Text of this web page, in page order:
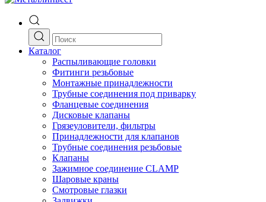
Каталог
Распыливающие головки
Фитинги резьбовые
Монтажные принадлежности
Трубные соединения под приварку
Фланцевые соединения
Дисковые клапаны
Грязеуловители, фильтры
Принадлежности для клапанов
Трубные соединения резьбовые
Клапаны
Зажимное соединение CLAMP
Шаровые краны
Смотровые глазки